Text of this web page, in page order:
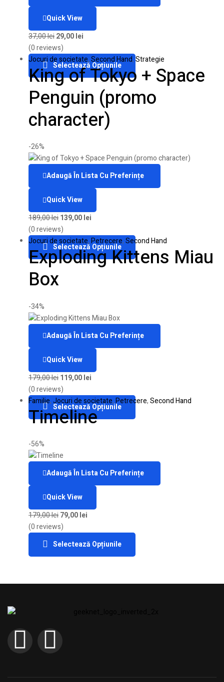
Quick View
37,00lei29,00lei
(0 reviews)
Selectează Opțiunile
Jocuri de societate,Second Hand,Strategie
King of Tokyo + Space
Penguin (promo
character)
-26%
Adaugă În Lista Cu Preferințe
Quick View
189,00lei139,00lei
(0 reviews)
Selectează Opțiunile
Jocuri de societate,Petrecere,Second Hand
Exploding Kittens Miau
Box
-34%
Adaugă În Lista Cu Preferințe
Quick View
179,00lei119,00lei
(0 reviews)
Selectează Opțiunile
Familie,Jocuri de societate,Petrecere,Second Hand
Timeline
-56%
Adaugă În Lista Cu Preferințe
Quick View
179,00lei79,00lei
(0 reviews)
Selectează Opțiunile